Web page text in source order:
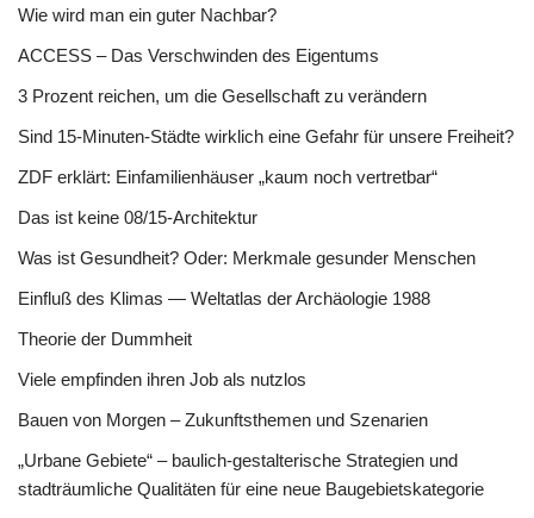
Wie wird man ein guter Nachbar?
ACCESS – Das Verschwinden des Eigentums
3 Prozent reichen, um die Gesellschaft zu verändern
Sind 15-Minuten-Städte wirklich eine Gefahr für unsere Freiheit?
ZDF erklärt: Einfamilienhäuser „kaum noch vertretbar“
Das ist keine 08/15-Architektur
Was ist Gesundheit? Oder: Merkmale gesunder Menschen
Einfluß des Klimas — Weltatlas der Archäologie 1988
Theorie der Dummheit
Viele empfinden ihren Job als nutzlos
Bauen von Morgen – Zukunftsthemen und Szenarien
„Urbane Gebiete“ – baulich-gestalterische Strategien und
stadträumliche Qualitäten für eine neue Baugebietskategorie